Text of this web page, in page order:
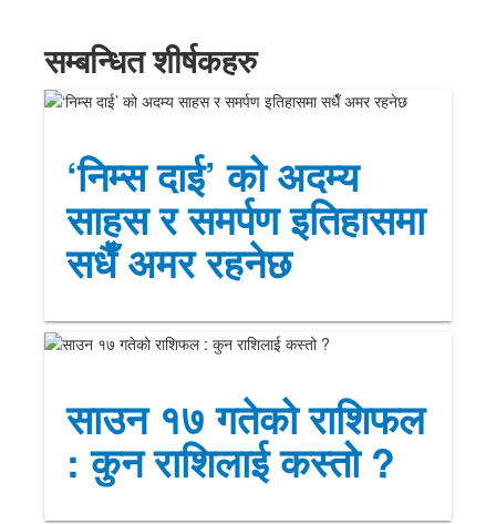
सम्बन्धित शीर्षकहरु
‘निम्स दाई’ को अदम्य
साहस र समर्पण इतिहासमा
सधैँ अमर रहनेछ
साउन १७ गतेको राशिफल
: कुन राशिलाई कस्तो ?